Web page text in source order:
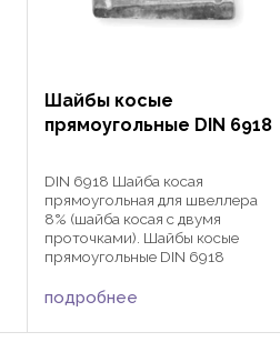
Шайбы косые
прямоугольные DIN 6918
DIN 6918 Шайба косая
прямоугольная для швеллера
8% (шайба косая с двумя
проточками). Шайбы косые
прямоугольные DIN 6918
высокопрочных болтов и гаек с
метрической или дюймовой
резьбой в строительстве для
подробнее